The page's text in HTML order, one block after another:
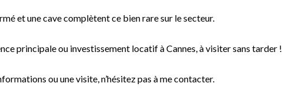
et une cave complètent ce bien rare sur le secteur.
principale ou investissement locatif à Cannes, à visiter sans tarder !
ou une visite, n’hésitez pas à me contacter.